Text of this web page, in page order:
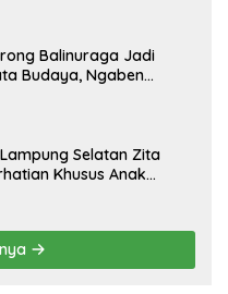
Balinuraga Jadi
Budaya, Ngaben
Selatan Zita
Khusus Anak